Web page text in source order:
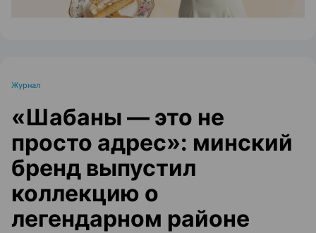
Журнал
«Шабаны — это не
просто адрес»: минский
бренд выпустил
коллекцию о
легендарном районе